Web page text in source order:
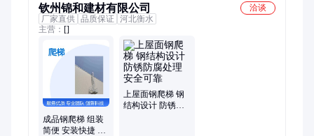
钦州锦和建材有限公司
洽谈
厂家直供 品质保证 河北衡水
主营： []
成品钢爬梯 组装
简便 安装快捷 多
上屋面钢爬梯 钢
结构设计 防锈防